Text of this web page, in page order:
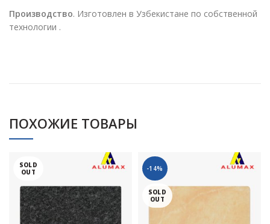
Производство. Изготовлен в Узбекистане по собственной
технологии .
ПОХОЖИЕ ТОВАРЫ
SOLD
OUT
-14%
SOLD
OUT